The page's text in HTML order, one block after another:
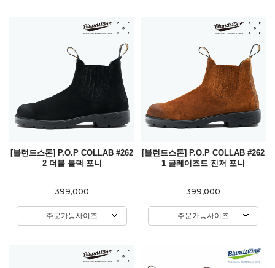
[블런드스톤] P.O.P COLLAB #262
2 더블 블랙 포니
399,000
주문가능사이즈
[블런드스톤] P.O.P COLLAB #262
1 글레이즈드 진저 포니
399,000
주문가능사이즈